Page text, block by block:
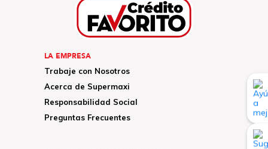
LA EMPRESA
Trabaje con Nosotros
Acerca de Supermaxi
Responsabilidad Social
Preguntas Frecuentes